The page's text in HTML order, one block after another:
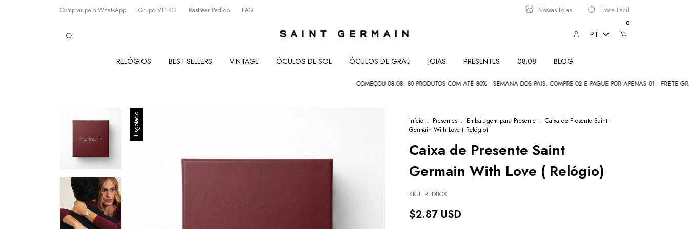
Comprar pelo WhatsApp Grupo VIP SG Rastrear Pedido FAQ Nossas Lojas Troca Fácil
PT
0
RELÓGIOS BEST SELLERS VINTAGE ÓCULOS DE SOL ÓCULOS DE GRAU JOIAS PRESENTES 08.08 BLOG
COMEÇOU 08.08: 80 PRODUTOS COM ATÉ 80% • SEMANA DOS PAIS: COMPRE 02 E PAGUE POR APENAS 01 • FRETE GRÁTIS
Esgotado Início . Presentes . Embalagem para Presente . Caixa de Presente Saint
Germain With Love ( Relógio)
Caixa de Presente Saint
Germain With Love ( Relógio)
SKU: REDBOX
$2.87 USD